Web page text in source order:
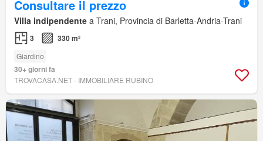
Consultare il prezzo
Villa indipendente a Trani, Provincia di Barletta-Andria-Trani
3 330 m²
Giardino
30+ giorni fa
TROVACASA.NET - IMMOBILIARE RUBINO